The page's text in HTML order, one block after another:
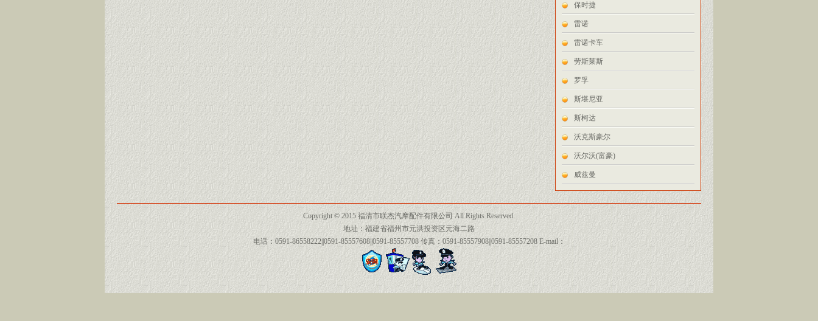
保时捷
雷诺
雷诺卡车
劳斯莱斯
罗孚
斯堪尼亚
斯柯达
沃克斯豪尔
沃尔沃(富豪)
威兹曼
Copyright © 2015 福清市联杰汽摩配件有限公司 All Rights Reserved.
地址：福建省福州市元洪投资区元海二路
电话：0591-86558222||0591-85557608||0591-85557708 传真：0591-85557908||0591-85557208 E-mail：